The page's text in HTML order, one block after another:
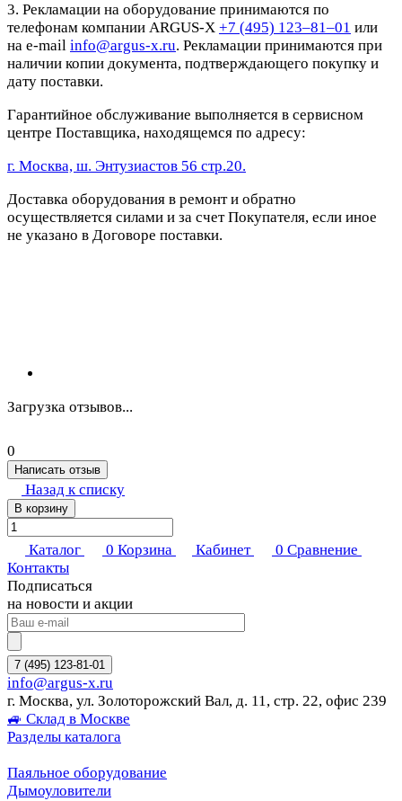
3. Рекламации на оборудование принимаются по
телефонам компании ARGUS-X +7 (495) 123–81–01 или
на e-mail info@argus-x.ru. Рекламации принимаются при
наличии копии документа, подтверждающего покупку и
дату поставки.
Гарантийное обслуживание выполняется в сервисном
центре Поставщика, находящемся по адресу:
г. Москва, ш. Энтузиастов 56 стр.20.
Доставка оборудования в ремонт и обратно
осуществляется силами и за счет Покупателя, если иное
не указано в Договоре поставки.
Загрузка отзывов...
0
Написать отзыв
Назад к списку
В корзину
Каталог 0 Корзина Кабинет 0 Сравнение
Контакты
Подписаться
на новости и акции
7 (495) 123-81-01
info@argus-x.ru
г. Москва, ул. Золоторожский Вал, д. 11, стр. 22, офис 239
🚙 Склад в Москве
Разделы каталога
Паяльное оборудование
Дымоуловители